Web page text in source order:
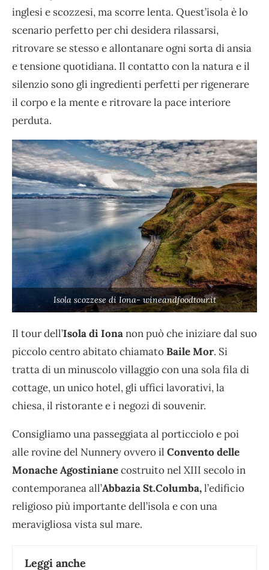
inglesi e scozzesi, ma scorre lenta. Quest’isola è lo
scenario perfetto per chi desidera rilassarsi,
ritrovare se stesso e allontanare ogni sorta di ansia
e tensione quotidiana. Il contatto con la natura e il
silenzio sono gli ingredienti perfetti per rigenerare
il corpo e la mente e ritrovare la pace interiore
perduta.
Isola scozzese di Iona- wineandfoodtour.it
Il tour dell’Isola di Ionanon può che iniziare dal suo
piccolo centro abitato chiamatoBaile Mor. Si
tratta di un minuscolo villaggio con una sola fila di
cottage, un unico hotel, gli uffici lavorativi, la
chiesa, il ristorante e i negozi di souvenir.
Consigliamo una passeggiata al porticciolo e poi
alle rovine del Nunnery ovvero il Convento delle
Monache Agostinianecostruito nel XIII secolo in
contemporanea all’Abbazia St.Columba,l’edificio
religioso più importante dell’isola e con una
meravigliosa vista sul mare.
Leggi anche